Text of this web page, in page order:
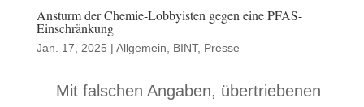
Ansturm der Chemie-Lobbyisten gegen eine PFAS-
Einschränkung
Jan. 17, 2025 | Allgemein BINT, Presse
Mit falschen Angaben, übertriebenen